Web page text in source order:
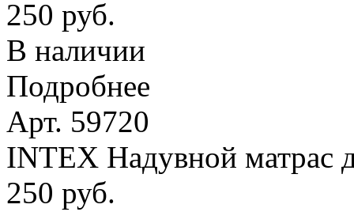
250 руб.
В наличии
Подробнее
Арт. 59720
INTEX Надувной матрас
250 руб.